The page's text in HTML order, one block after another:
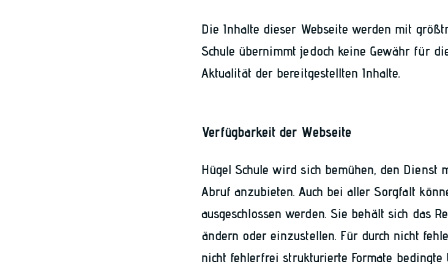
Die Inhalte dieser Webseite werden mit
Schule übernimmt jedoch keine Gewähr für
Aktualität der bereitgestellten Inhalte.
Verfügbarkeit der Webseite
Hügel Schule wird sich bemühen, den Dienst
Abruf anzubieten. Auch bei aller Sorgfalt
ausgeschlossen werden. Sie behält sich das
ändern oder einzustellen. Für durch nicht
nicht fehlerfrei strukturierte Formate bedingte